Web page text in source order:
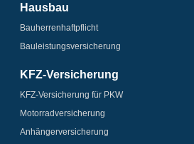
Hausbau
Bauherrenhaftpflicht
Bauleistungs­­versicherung
KFZ-Versicherung
KFZ-Versicherung für PKW
Motorrad­versicherung
Anhänger­­versicherung